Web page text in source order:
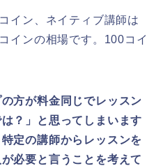
イン、ネイティブ講師は
インの相場です。100コイ
方が料金同じでレッスン
？」と思ってしまいます
定の講師からレッスンを
必要と言うことを考えて